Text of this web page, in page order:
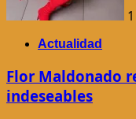
1
Actualidad
Flor Maldonado
indeseables